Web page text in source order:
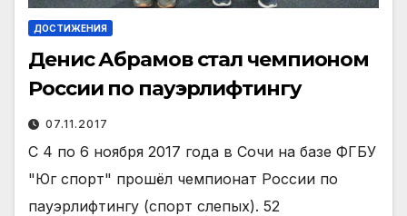
ДОСТИЖЕНИЯ
Денис Абрамов стал чемпионом
России по пауэрлифтингу
07.11.2017
С 4 по 6 ноября 2017 года в Сочи на базе ФГБУ
"Юг спорт" прошёл чемпионат России по
пауэрлифтингу (спорт слепых). 52